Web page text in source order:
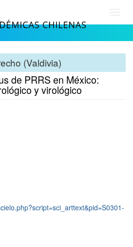
(Valdivia)
de PRRS en México:
y virológico